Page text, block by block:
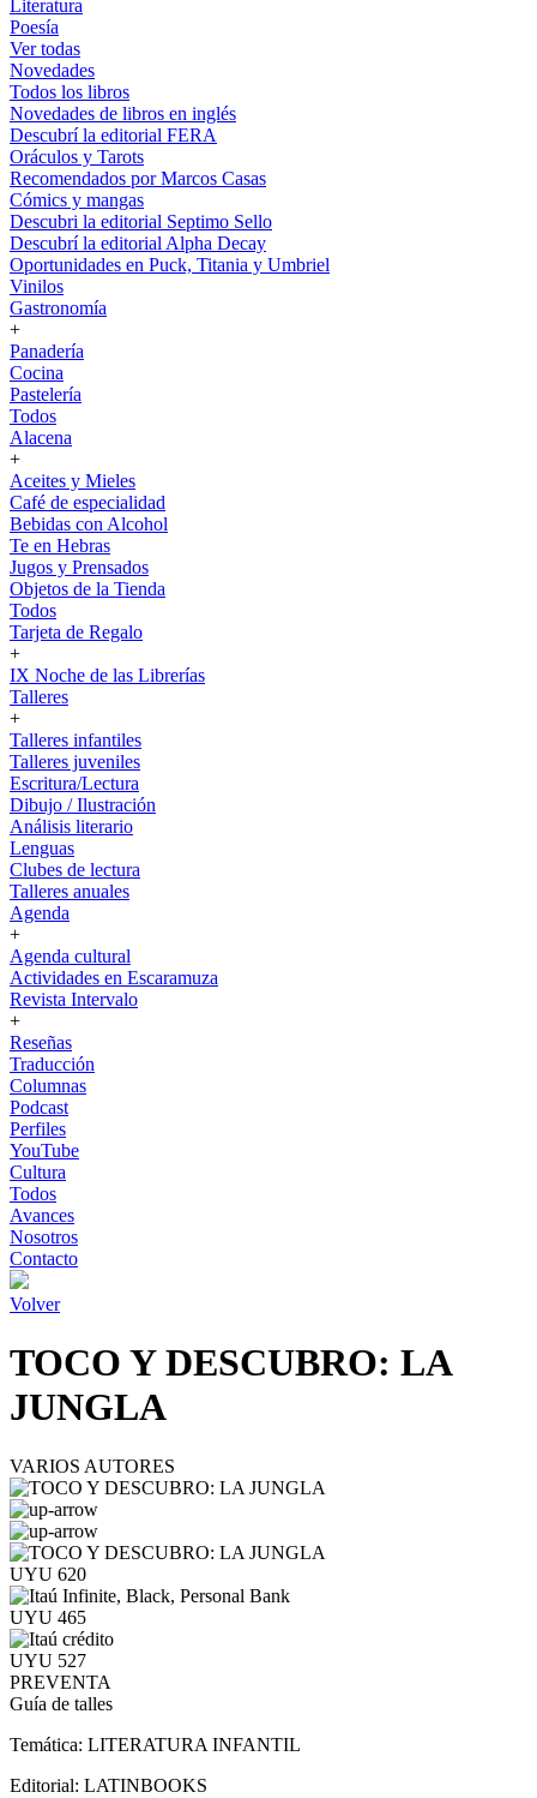
Literatura
Poesía
Ver todas
Novedades
Todos los libros
Novedades de libros en inglés
Descubrí la editorial FERA
Oráculos y Tarots
Recomendados por Marcos Casas
Cómics y mangas
Descubri la editorial Septimo Sello
Descubrí la editorial Alpha Decay
Oportunidades en Puck, Titania y Umbriel
Vinilos
Gastronomía
+
Panadería
Cocina
Pastelería
Todos
Alacena
+
Aceites y Mieles
Café de especialidad
Bebidas con Alcohol
Te en Hebras
Jugos y Prensados
Objetos de la Tienda
Todos
Tarjeta de Regalo
+
IX Noche de las Librerías
Talleres
+
Talleres infantiles
Talleres juveniles
Escritura/Lectura
Dibujo / Ilustración
Análisis literario
Lenguas
Clubes de lectura
Talleres anuales
Agenda
+
Agenda cultural
Actividades en Escaramuza
Revista Intervalo
+
Reseñas
Traducción
Columnas
Podcast
Perfiles
YouTube
Cultura
Todos
Avances
Nosotros
Contacto
Volver
TOCO Y DESCUBRO: LA
JUNGLA
VARIOS AUTORES
UYU 620
UYU 465
UYU 527
PREVENTA
Guía de talles
Temática: LITERATURA INFANTIL
Editorial: LATINBOOKS